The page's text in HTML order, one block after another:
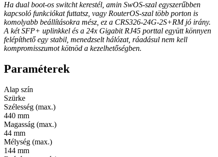
Ha dual boot-os switcht kerestél, amin SwOS-szal egyszerűbben
kapcsoló funkciókat futtatsz, vagy RouterOS-szal több porton is
komolyabb beállításokra mész, ez a CRS326-24G-2S+RM jó irány.
A két SFP+ uplinkkel és a 24x Gigabit RJ45 porttal együtt könnyen
felépíthető egy stabil, menedzselt hálózat, ráadásul nem kell
kompromisszumot kötnöd a kezelhetőségben.
Paraméterek
Alap szín
Szürke
Szélesség (max.)
440 mm
Magasság (max.)
44 mm
Mélység (max.)
144 mm